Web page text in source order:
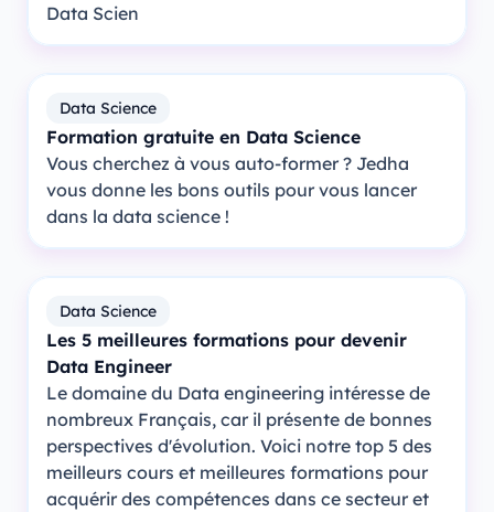
Data Scien
Data Science
Formation gratuite en Data Science
Vous cherchez à vous auto-former ? Jedha
vous donne les bons outils pour vous lancer
dans la data science !
Data Science
Les 5 meilleures formations pour devenir
Data Engineer
Le domaine du Data engineering intéresse de
nombreux Français, car il présente de bonnes
perspectives d'évolution. Voici notre top 5 des
meilleurs cours et meilleures formations pour
acquérir des compétences dans ce secteur et